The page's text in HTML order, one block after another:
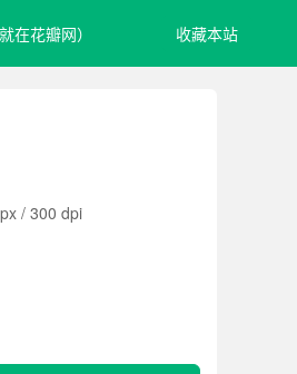
在花瓣网） 收藏本站
/ 300 dpi